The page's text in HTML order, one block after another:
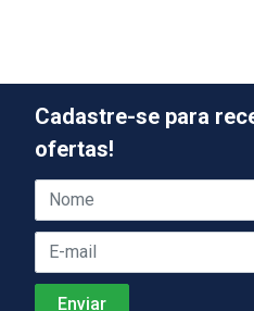
Cadastre-se para
ofertas!